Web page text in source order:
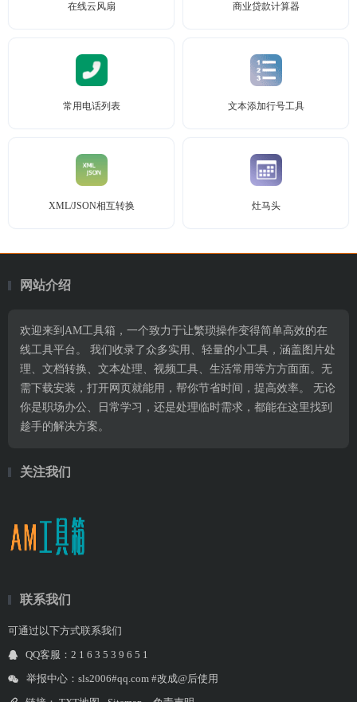
在线云风扇 商业贷款计算器
常用电话列表 文本添加行号工具
XML/JSON相互转换 灶马头
网站介绍
欢迎来到AM工具箱，一个致力于让繁琐操作变得简单高效的在
线工具平台。 我们收录了众多实用、轻量的小工具，涵盖图片处
理、文档转换、文本处理、视频工具、生活常用等方方面面。无
需下载安装，打开网页就能用，帮你节省时间，提高效率。 无论
你是职场办公、日常学习，还是处理临时需求，都能在这里找到
趁手的解决方案。
关注我们
联系我们
可通过以下方式联系我们
QQ客服：2 1 6 3 5 3 9 6 5 1
举报中心：sls2006#qq.com #改成@后使用